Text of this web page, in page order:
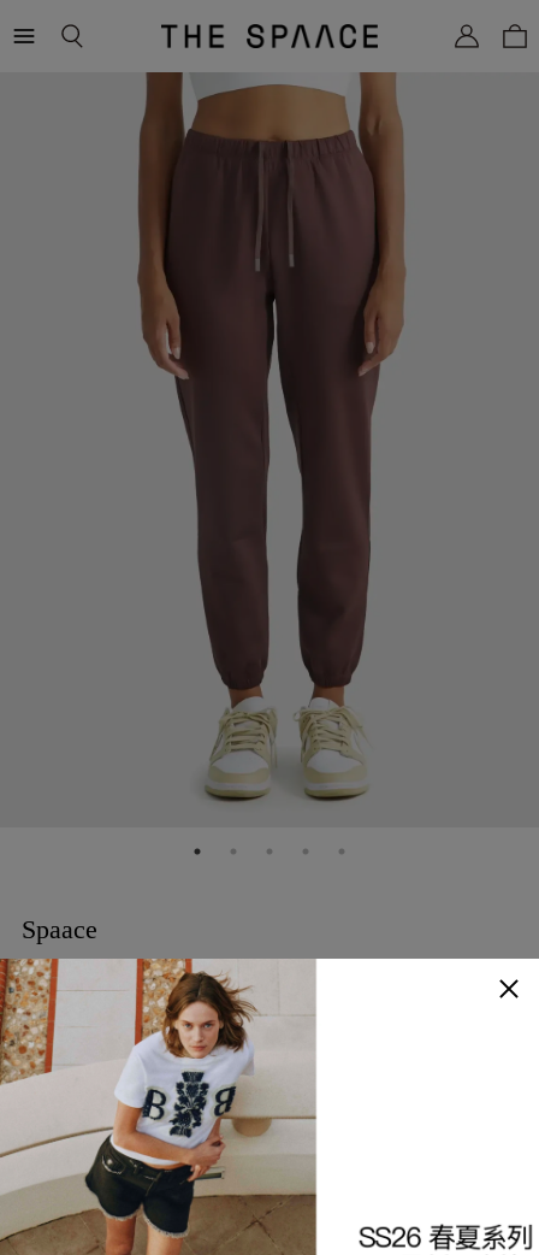
SPAACE
WOMEN
Spaace
機能面料縮口運動褲
NTD
70% OFF
NTD
顏色
選擇服裝尺寸